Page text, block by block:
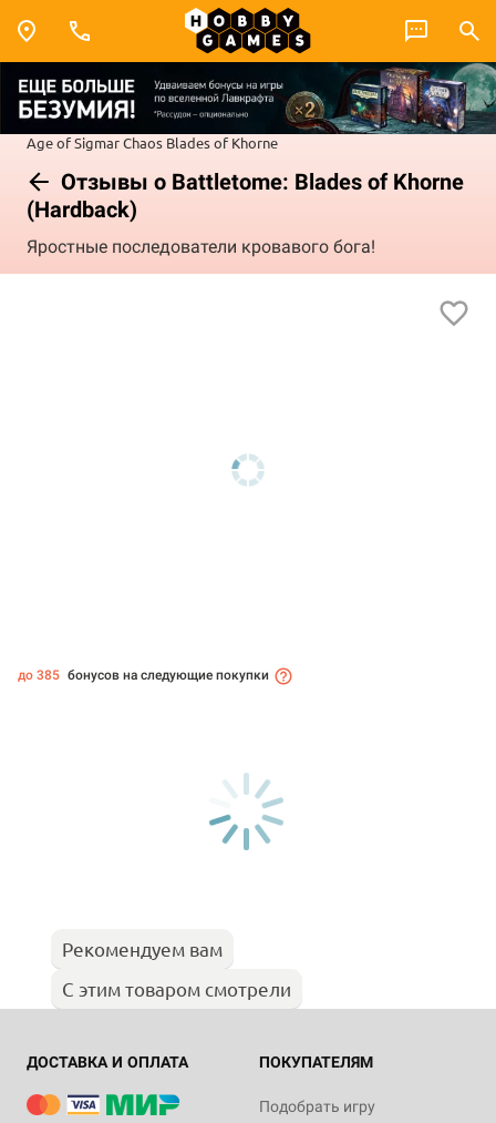
Age of SigmarChaos Blades of Khorne
Отзывы о Battletome: Blades of Khorne
(Hardback)
Яростные последователи кровавого бога!
до 385 бонусов на следующие покупки
Рекомендуем вам
С этим товаром смотрели
ДОСТАВКА И ОПЛАТА ПОКУПАТЕЛЯМ
Подобрать игру